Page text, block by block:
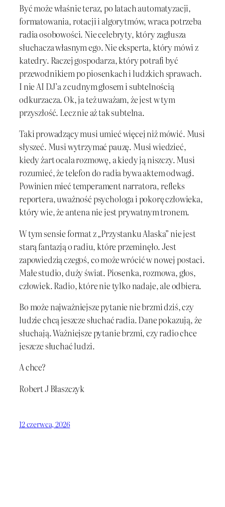
Być może właśnie teraz, po latach automatyzacji,
formatowania, rotacji i algorytmów, wraca potrzeba
radia osobowości. Nie celebryty, który zagłusza
słuchacza własnym ego. Nie eksperta, który mówi z
katedry. Raczej gospodarza, który potrafi być
przewodnikiem po piosenkach i ludzkich sprawach.
I nie AI DJ’a z cudnym głosem i subtelnością
odkurzacza. Ok, ja też uważam, że jest w tym
przyszłość. Lecz nie aż tak subtelna.
Taki prowadzący musi umieć więcej niż mówić. Musi
słyszeć. Musi wytrzymać pauzę. Musi wiedzieć,
kiedy żart ocala rozmowę, a kiedy ją niszczy. Musi
rozumieć, że telefon do radia bywa aktem odwagi.
Powinien mieć temperament narratora, refleks
reportera, uważność psychologa i pokorę człowieka,
który wie, że antena nie jest prywatnym tronem.
W tym sensie format z „Przystanku Alaska” nie jest
starą fantazją o radiu, które przeminęło. Jest
zapowiedzią czegoś, co może wrócić w nowej postaci.
Małe studio, duży świat. Piosenka, rozmowa, głos,
człowiek. Radio, które nie tylko nadaje, ale odbiera.
Bo może najważniejsze pytanie nie brzmi dziś, czy
ludzie chcą jeszcze słuchać radia. Dane pokazują, że
słuchają. Ważniejsze pytanie brzmi, czy radio chce
jeszcze słuchać ludzi.
A chce?
Robert J Błaszczyk
12 czerwca, 2026